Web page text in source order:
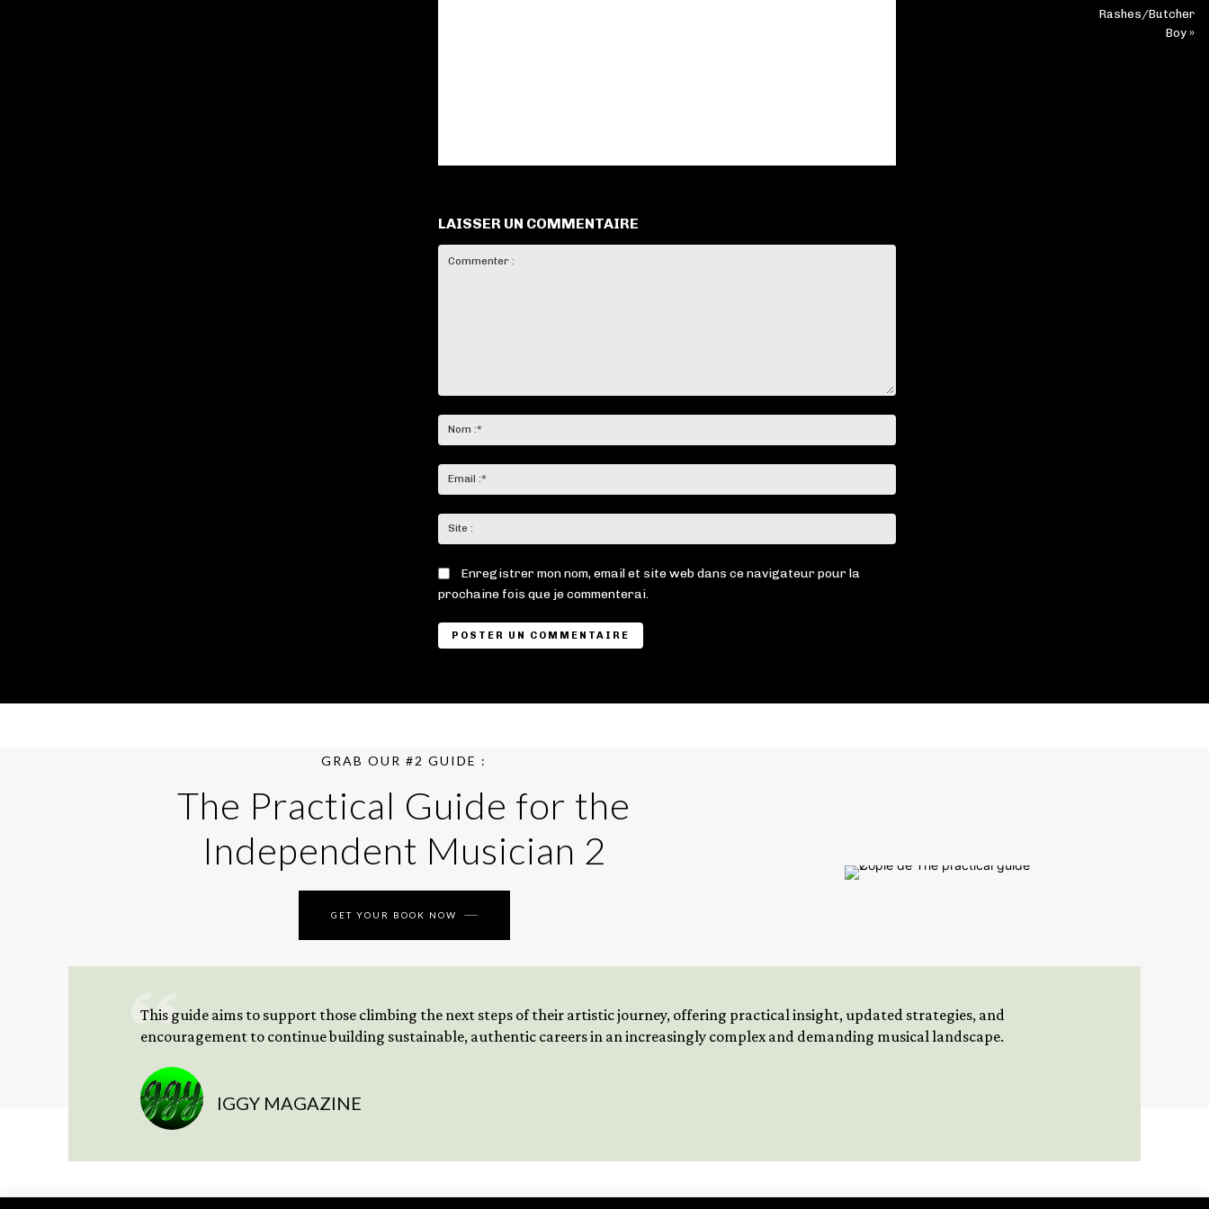
LAISSER UN COMMENTAIRE
:*
:*
:
Enregistrer mon nom, email et site web dans ce navigateur pour la
prochaine fois que je commenterai.
Rashes/Butcher
Boy »
GRAB OUR #2 GUIDE :
The Practical Guide for the
Independent Musician 2
GET YOUR BOOK NOW
This guide aims to support those climbing the next steps of their artistic journey, offering practical insight, updated strategies, and
encouragement to continue building sustainable, authentic careers in an increasingly complex and demanding musical landscape.
IGGY MAGAZINE